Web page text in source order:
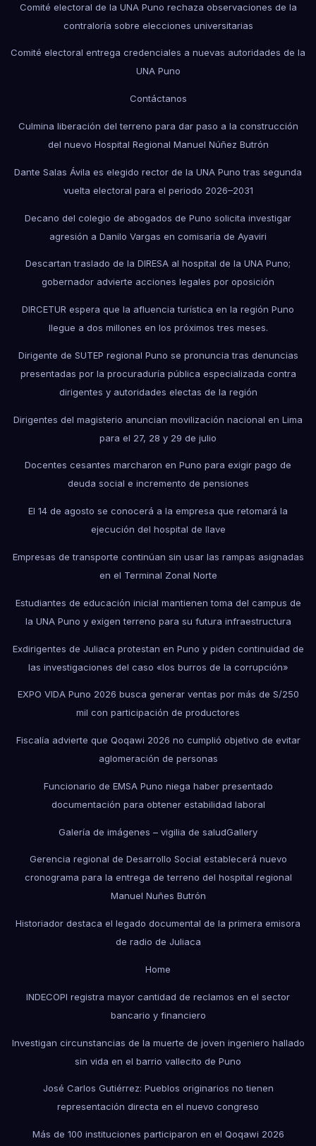
Comité electoral de la UNA Puno rechaza observaciones de la
contraloría sobre elecciones universitarias
Comité electoral entrega credenciales a nuevas autoridades de la
UNA Puno
Contáctanos
Culmina liberación del terreno para dar paso a la construcción
del nuevo Hospital Regional Manuel Núñez Butrón
Dante Salas Ávila es elegido rector de la UNA Puno tras segunda
vuelta electoral para el periodo 2026–2031
Decano del colegio de abogados de Puno solicita investigar
agresión a Danilo Vargas en comisaría de Ayaviri
Descartan traslado de la DIRESA al hospital de la UNA Puno;
gobernador advierte acciones legales por oposición
DIRCETUR espera que la afluencia turística en la región Puno
llegue a dos millones en los próximos tres meses.
Dirigente de SUTEP regional Puno se pronuncia tras denuncias
presentadas por la procuraduría pública especializada contra
dirigentes y autoridades electas de la región
Dirigentes del magisterio anuncian movilización nacional en Lima
para el 27, 28 y 29 de julio
Docentes cesantes marcharon en Puno para exigir pago de
deuda social e incremento de pensiones
El 14 de agosto se conocerá a la empresa que retomará la
ejecución del hospital de Ilave
Empresas de transporte continúan sin usar las rampas asignadas
en el Terminal Zonal Norte
Estudiantes de educación inicial mantienen toma del campus de
la UNA Puno y exigen terreno para su futura infraestructura
Exdirigentes de Juliaca protestan en Puno y piden continuidad de
las investigaciones del caso «los burros de la corrupción»
EXPO VIDA Puno 2026 busca generar ventas por más de S/250
mil con participación de productores
Fiscalía advierte que Qoqawi 2026 no cumplió objetivo de evitar
aglomeración de personas
Funcionario de EMSA Puno niega haber presentado
documentación para obtener estabilidad laboral
Galería de imágenes – vigilia de saludGallery
Gerencia regional de Desarrollo Social establecerá nuevo
cronograma para la entrega de terreno del hospital regional
Manuel Nuñes Butrón
Historiador destaca el legado documental de la primera emisora
de radio de Juliaca
Home
INDECOPI registra mayor cantidad de reclamos en el sector
bancario y financiero
Investigan circunstancias de la muerte de joven ingeniero hallado
sin vida en el barrio vallecito de Puno
José Carlos Gutiérrez: Pueblos originarios no tienen
representación directa en el nuevo congreso
Más de 100 instituciones participaron en el Qoqawi 2026